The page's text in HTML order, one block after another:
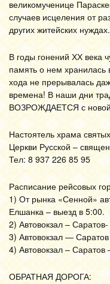
великомученице
случаев исцеления от
других житейских нуждах.
В годы гонений ХХ века
память о нем
хода не прерывалась
времена! В наши дни
ВОЗРОЖДАЕТСЯ с
Настоятель храма
Церкви Русской –
Тел: 8 937 226 85 95
Расписание рейсовых
1) От рынка «Сенной»
Елшанка – выезд в 5:00.
2) Автовокзал –
3) Автовокзал —
4) Автовокзал –
ОБРАТНАЯ ДОРОГА: